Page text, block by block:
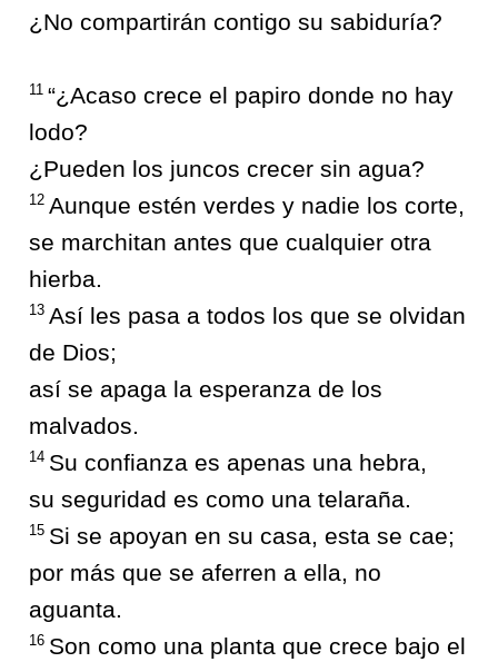
¿No compartirán contigo su sabiduría?
11 “¿Acaso crece el papiro donde no hay
lodo?
¿Pueden los juncos crecer sin agua?
12 Aunque estén verdes y nadie los corte,
se marchitan antes que cualquier otra
hierba.
13 Así les pasa a todos los que se olvidan
de Dios;
así se apaga la esperanza de los
malvados.
14 Su confianza es apenas una hebra,
su seguridad es como una telaraña.
15 Si se apoyan en su casa, esta se cae;
por más que se aferren a ella, no
aguanta.
16 Son como una planta que crece bajo el